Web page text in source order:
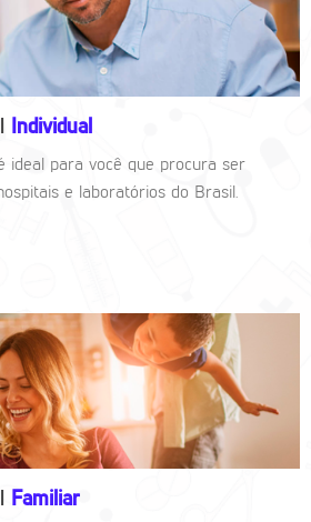
Individual
ideal para você que procura ser
e laboratórios do Brasil.
Familiar